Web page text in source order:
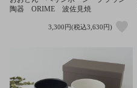
陶器 ORIME 波佐見焼
3,300円(税込3,630円)